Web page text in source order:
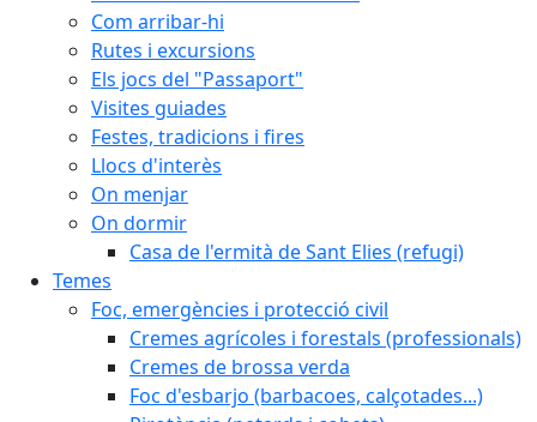
Com arribar-hi
Rutes i excursions
Els jocs del "Passaport"
Visites guiades
Festes, tradicions i fires
Llocs d'interès
On menjar
On dormir
Casa de l'ermità de Sant Elies (refugi)
Temes
Foc, emergències i protecció civil
Cremes agrícoles i forestals (professionals)
Cremes de brossa verda
Foc d'esbarjo (barbacoes, calçotades...)